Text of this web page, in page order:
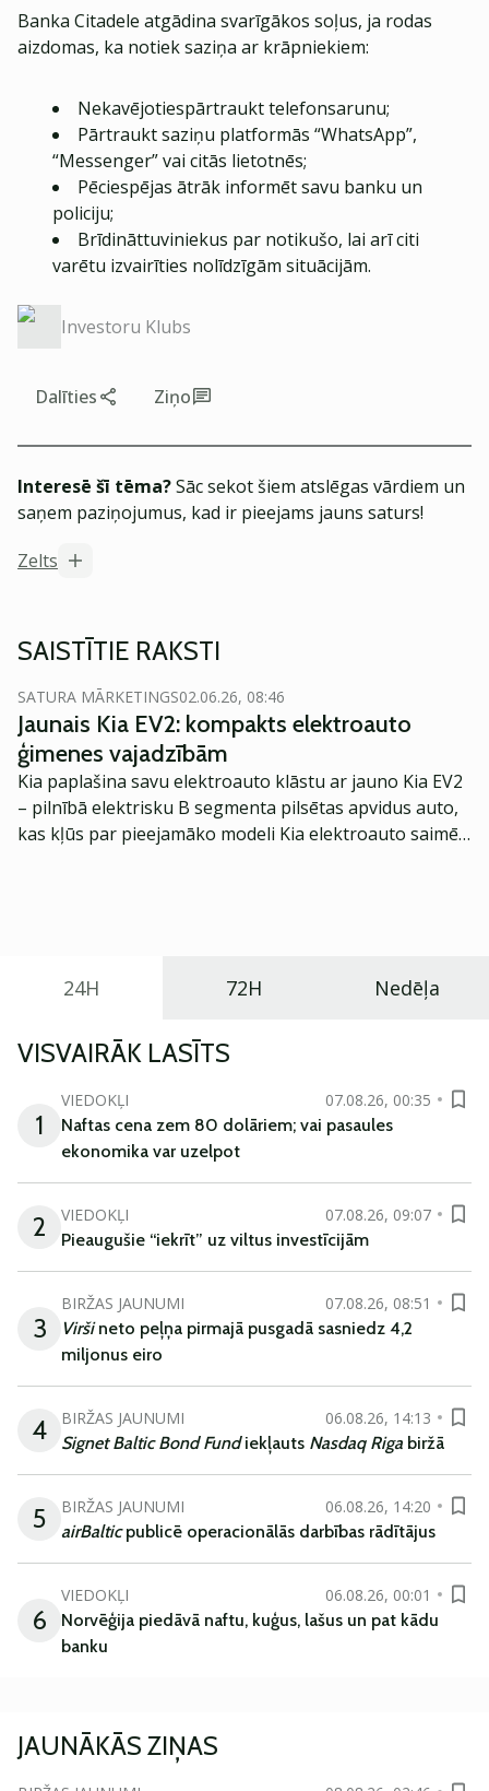
Banka Citadele atgādina svarīgākos soļus, ja rodas
aizdomas, ka notiek saziņa ar krāpniekiem:
Nekavējotiespārtraukt telefonsarunu;
Pārtraukt saziņu platformās “WhatsApp”,
“Messenger” vai citās lietotnēs;
Pēciespējas ātrāk informēt savu banku un
policiju;
Brīdināttuviniekus par notikušo, lai arī citi
varētu izvairīties nolīdzīgām situācijām.
Investoru Klubs
Dalīties Ziņo
Interesē šī tēma?Sāc sekot šiem atslēgas vārdiem un
saņem paziņojumus, kad ir pieejams jauns saturs!
Zelts
SAISTĪTIE RAKSTI
SATURA MĀRKETINGS02.06.26, 08:46
Jaunais Kia EV2: kompakts elektroauto
ģimenes vajadzībām
Kia paplašina savu elektroauto klāstu ar jauno Kia EV2
– pilnībā elektrisku B segmenta pilsētas apvidus auto,
kas kļūs par pieejamāko modeli Kia elektroauto saimē
24H 72H Nedēļa
VISVAIRĀK LASĪTS
1
VIEDOKĻI
07.08.26, 00:35
Naftas cena zem 80 dolāriem; vai pasaules
ekonomika var uzelpot
2 VIEDOKĻI
07.08.26, 09:07
Pieaugušie “iekrīt” uz viltus investīcijām
3
BIRŽAS JAUNUMI
07.08.26, 08:51
Viršineto peļņa pirmajā pusgadā sasniedz 4,2
miljonus eiro
4 BIRŽAS JAUNUMI
06.08.26, 14:13
Signet Baltic Bond Fundiekļauts Nasdaq Riga biržā
5 BIRŽAS JAUNUMI
06.08.26, 14:20
airBalticpublicē operacionālās darbības rādītājus
6
VIEDOKĻI
06.08.26, 00:01
Norvēģija piedāvā naftu, kuģus, lašus un pat kādu
banku
JAUNĀKĀS ZIŅAS